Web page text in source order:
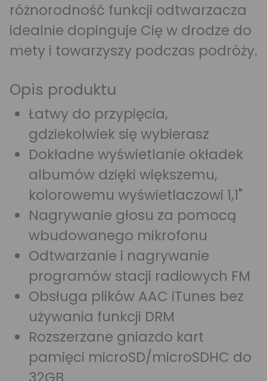
różnorodność funkcji odtwarzacza
idealnie dopinguje Cię w drodze do
mety i towarzyszy podczas podróży.
Opis produktu
Łatwy do przypięcia,
gdziekolwiek się wybierasz
Dokładne wyświetlanie okładek
albumów dzięki większemu,
kolorowemu wyświetlaczowi 1,1"
Nagrywanie głosu za pomocą
wbudowanego mikrofonu
Odtwarzanie i nagrywanie
programów stacji radiowych FM
Obsługa plików AAC iTunes bez
używania funkcji DRM
Rozszerzane gniazdo kart
pamięci microSD/microSDHC do